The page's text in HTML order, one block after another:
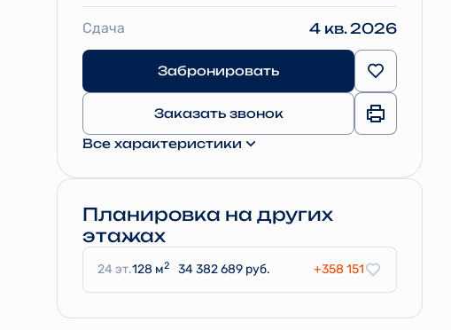
Сдача 4 кв. 2026
Забронировать
Заказать звонок
Все характеристики
Планировка на других
этажах
24 эт.128 м2 34 382 689 руб. +358 151